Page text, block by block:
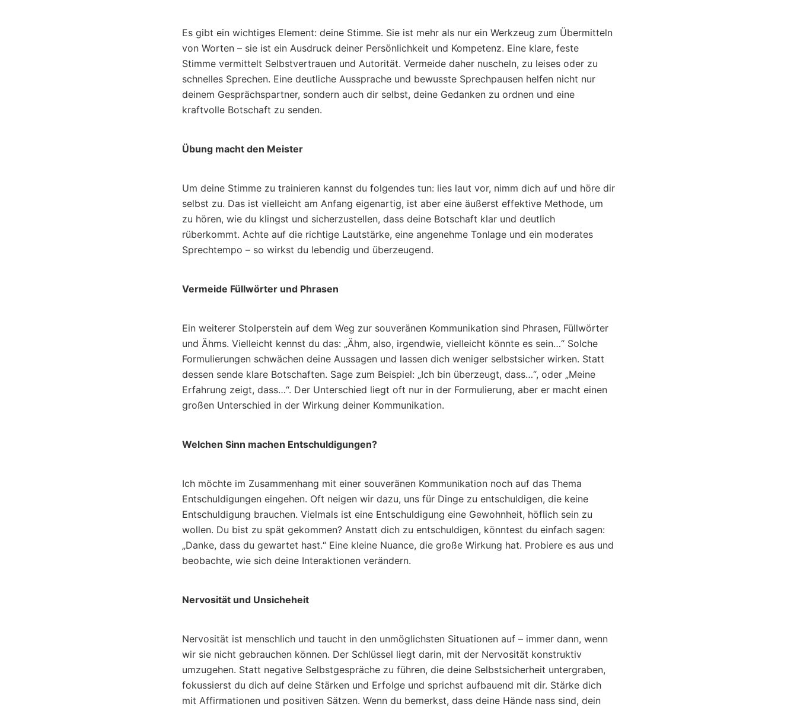
Es gibt ein wichtiges Element: deine Stimme. Sie ist mehr als nur ein Werkzeug zum Übermitteln
von Worten – sie ist ein Ausdruck deiner Persönlichkeit und Kompetenz. Eine klare, feste
Stimme vermittelt Selbstvertrauen und Autorität. Vermeide daher nuscheln, zu leises oder zu
schnelles Sprechen. Eine deutliche Aussprache und bewusste Sprechpausen helfen nicht nur
deinem Gesprächspartner, sondern auch dir selbst, deine Gedanken zu ordnen und eine
kraftvolle Botschaft zu senden.
Übung macht den Meister
Um deine Stimme zu trainieren kannst du folgendes tun: lies laut vor, nimm dich auf und höre dir
selbst zu. Das ist vielleicht am Anfang eigenartig, ist aber eine äußerst effektive Methode, um
zu hören, wie du klingst und sicherzustellen, dass deine Botschaft klar und deutlich
rüberkommt. Achte auf die richtige Lautstärke, eine angenehme Tonlage und ein moderates
Sprechtempo – so wirkst du lebendig und überzeugend.
Vermeide Füllwörter und Phrasen
Ein weiterer Stolperstein auf dem Weg zur souveränen Kommunikation sind Phrasen, Füllwörter
und Ähms. Vielleicht kennst du das: „Ähm, also, irgendwie, vielleicht könnte es sein…“ Solche
Formulierungen schwächen deine Aussagen und lassen dich weniger selbstsicher wirken. Statt
dessen sende klare Botschaften. Sage zum Beispiel: „Ich bin überzeugt, dass…“, oder „Meine
Erfahrung zeigt, dass…“. Der Unterschied liegt oft nur in der Formulierung, aber er macht einen
großen Unterschied in der Wirkung deiner Kommunikation.
Welchen Sinn machen Entschuldigungen?
Ich möchte im Zusammenhang mit einer souveränen Kommunikation noch auf das Thema
Entschuldigungen eingehen. Oft neigen wir dazu, uns für Dinge zu entschuldigen, die keine
Entschuldigung brauchen. Vielmals ist eine Entschuldigung eine Gewohnheit, höflich sein zu
wollen. Du bist zu spät gekommen? Anstatt dich zu entschuldigen, könntest du einfach sagen:
„Danke, dass du gewartet hast.“ Eine kleine Nuance, die große Wirkung hat. Probiere es aus und
beobachte, wie sich deine Interaktionen verändern.
Nervosität und Unsicheheit
Nervosität ist menschlich und taucht in den unmöglichsten Situationen auf – immer dann, wenn
wir sie nicht gebrauchen können. Der Schlüssel liegt darin, mit der Nervosität konstruktiv
umzugehen. Statt negative Selbstgespräche zu führen, die deine Selbstsicherheit untergraben,
fokussierst du dich auf deine Stärken und Erfolge und sprichst aufbauend mit dir. Stärke dich
mit Affirmationen und positiven Sätzen. Wenn du bemerkst, dass deine Hände nass sind, dein